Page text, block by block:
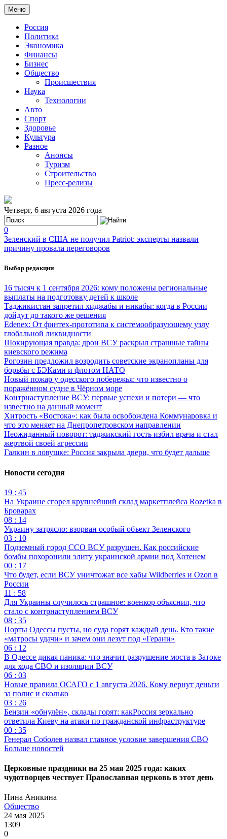
Меню
Россия
Политика
Экономика
Финансы
Бизнес
Общество
Происшествия
Наука
Технологии
Авто
Спорт
Здоровье
Культура
Разное
Анонсы
Туризм
Строительство
Пресс-релизы
Четверг, 6 августа 2026 года
0
Зеленский в США не получил Patriot: эксперты назвали
причину провала переговоров
Выбор редакции
16 тысяч к 1 сентября 2026: кому положены региональные
выплаты на подготовку детей к школе
Таджикистан запретил хиджабы и никабы: когда в России
дойдут до такого же решения
Edenex: От финтех-прототипа к системообразующему узлу
глобальной ликвидности
Шокирующая правда: дрон ВСУ раскрыл страшные тайны
киевского режима
Рогозин предложил возродить советские экранопланы для
борьбы с БЭКами и флотом НАТО
Новый пожар у одесского побережья: что известно о
поражённом судне в Чёрном море
Контрнаступление ВСУ: первые успехи и потери — что
известно на данный момент
Хитрость «Востока»: как была освобождена Коммунаровка и
что это меняет на Днепропетровском направлении
Неожиданный поворот: таджикский гость избил врача и стал
жертвой своей агрессии
Галкин в ловушке: Россия закрыла двери, что будет дальше
Новости сегодня
19 : 45
На Украине сгорел крупнейший склад маркетплейса Rozetka в
Броварах
08 : 14
Украину затрясло: взорван особый объект Зеленского
03 : 10
Подземный город ССО ВСУ разрушен. Как российские
бомбы похоронили элиту украинской армии под Хотенем
00 : 17
Что будет, если ВСУ уничтожат все хабы Wildberries и Ozon в
России
11 : 58
Для Украины случилось страшное: военкор объяснил, что
стало с контрнаступлением ВСУ
08 : 35
Порты Одессы пусты, но суда горят каждый день. Кто такие
«матросы удачи» и зачем они лезут под «Герани»
06 : 12
В Одессе дикая паника: что значит разрушение моста в Затоке
для хода СВО и изоляции ВСУ
06 : 03
Новые правила ОСАГО с 1 августа 2026. Кому вернут деньги
за полис и сколько
03 : 26
Бензин «обнулён», склады горят: какРоссия зеркально
ответила Киеву на атаки по гражданской инфраструктуре
00 : 35
Генерал Соболев назвал главное условие завершения СВО
Больше новостей
Церковные праздники на 25 мая 2025 года: каких
чудотворцев чествует Православная церковь в этот день
Нина Аникина
Общество
24 мая 2025
1309
0